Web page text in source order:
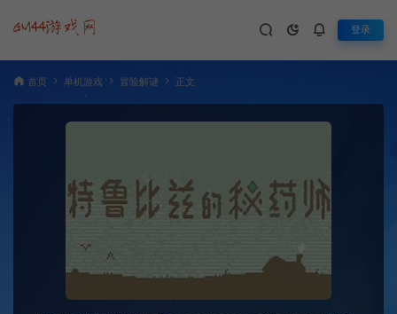
登录
首页 单机游戏 冒险解谜 正文